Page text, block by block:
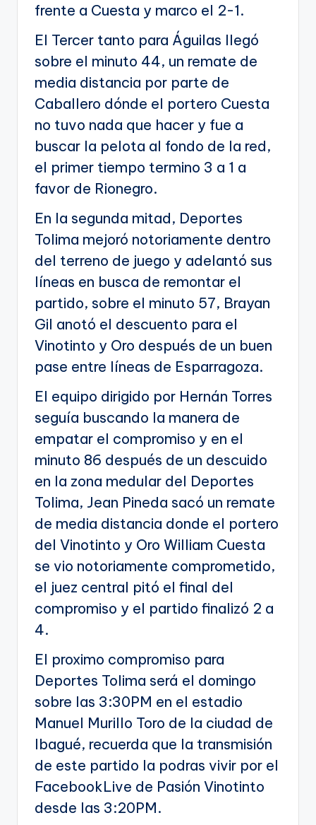
frente a Cuesta y marco el 2-1.
El Tercer tanto para Águilas llegó
sobre el minuto 44, un remate de
media distancia por parte de
Caballero dónde el portero Cuesta
no tuvo nada que hacer y fue a
buscar la pelota al fondo de la red,
el primer tiempo termino 3 a 1 a
favor de Rionegro.
En la segunda mitad, Deportes
Tolima mejoró notoriamente dentro
del terreno de juego y adelantó sus
líneas en busca de remontar el
partido, sobre el minuto 57, Brayan
Gil anotó el descuento para el
Vinotinto y Oro después de un buen
pase entre líneas de Esparragoza.
El equipo dirigido por Hernán Torres
seguía buscando la manera de
empatar el compromiso y en el
minuto 86 después de un descuido
en la zona medular del Deportes
Tolima, Jean Pineda sacó un remate
de media distancia donde el portero
del Vinotinto y Oro William Cuesta
se vio notoriamente comprometido,
el juez central pitó el final del
compromiso y el partido finalizó 2 a
4.
El proximo compromiso para
Deportes Tolima será el domingo
sobre las 3:30PM en el estadio
Manuel Murillo Toro de la ciudad de
Ibagué, recuerda que la transmisión
de este partido la podras vivir por el
FacebookLive de Pasión Vinotinto
desde las 3:20PM.